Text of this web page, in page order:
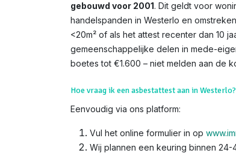
gebouwd voor 2001. Dit geldt voor
handelspanden in Westerlo en
<20m² of als het attest recenter dan 10
gemeenschappelijke delen in mede-
boetes tot €1.600 – niet melden aan de
Hoe vraag ik een asbestattest aan in Westerlo?
Eenvoudig via ons platform:
Vul het online formulier in op
Wij plannen een keuring binnen